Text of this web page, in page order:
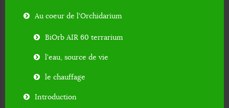
Au coeur de l'Orchidarium
BiOrb AIR 60 terrarium
l'eau, source de vie
le chauffage
Introduction